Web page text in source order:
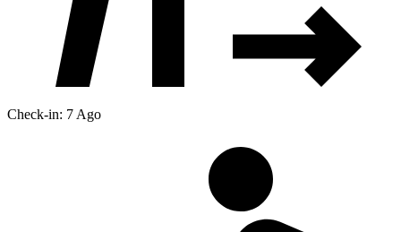
Check-in: 7 Ago